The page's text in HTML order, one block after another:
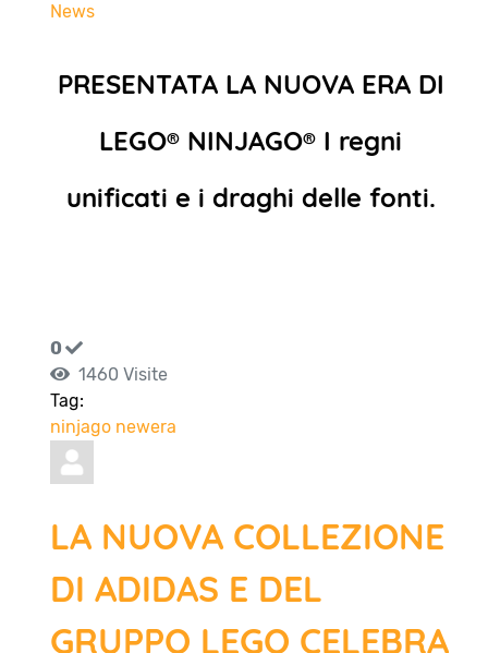
News
PRESENTATA LA NUOVA ERA DI
LEGO® NINJAGO® I regni
unificati e i draghi delle fonti.
0
1460 Visite
Tag:
ninjago newera
LA NUOVA COLLEZIONE
DI ADIDAS E DEL
GRUPPO LEGO CELEBRA